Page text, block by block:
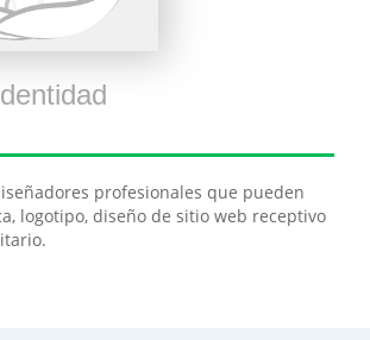
profesionales que pueden
logotipo, diseño de sitio web receptivo